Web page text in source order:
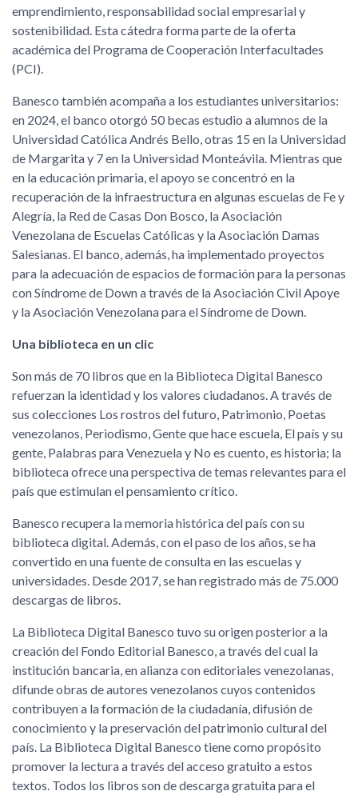
emprendimiento, responsabilidad social empresarial y
sostenibilidad. Esta cátedra forma parte de la oferta
académica del Programa de Cooperación Interfacultades
(PCI).
Banesco también acompaña a los estudiantes universitarios:
en 2024, el banco otorgó 50 becas estudio a alumnos de la
Universidad Católica Andrés Bello, otras 15 en la Universidad
de Margarita y 7 en la Universidad Monteávila. Mientras que
en la educación primaria, el apoyo se concentró en la
recuperación de la infraestructura en algunas escuelas de Fe y
Alegría, la Red de Casas Don Bosco, la Asociación
Venezolana de Escuelas Católicas y la Asociación Damas
Salesianas. El banco, además, ha implementado proyectos
para la adecuación de espacios de formación para la personas
con Síndrome de Down a través de la Asociación Civil Apoye
y la Asociación Venezolana para el Síndrome de Down.
Una biblioteca en un clic
Son más de 70 libros que en la Biblioteca Digital Banesco
refuerzan la identidad y los valores ciudadanos. A través de
sus colecciones Los rostros del futuro, Patrimonio, Poetas
venezolanos, Periodismo, Gente que hace escuela, El país y su
gente, Palabras para Venezuela y No es cuento, es historia; la
biblioteca ofrece una perspectiva de temas relevantes para el
país que estimulan el pensamiento crítico.
Banesco recupera la memoria histórica del país con su
biblioteca digital. Además, con el paso de los años, se ha
convertido en una fuente de consulta en las escuelas y
universidades. Desde 2017, se han registrado más de 75.000
descargas de libros.
La Biblioteca Digital Banesco tuvo su origen posterior a la
creación del Fondo Editorial Banesco, a través del cual la
institución bancaria, en alianza con editoriales venezolanas,
difunde obras de autores venezolanos cuyos contenidos
contribuyen a la formación de la ciudadanía, difusión de
conocimiento y la preservación del patrimonio cultural del
país. La Biblioteca Digital Banesco tiene como propósito
promover la lectura a través del acceso gratuito a estos
textos. Todos los libros son de descarga gratuita para el